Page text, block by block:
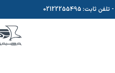
- تلفن ثابت: 02122255495